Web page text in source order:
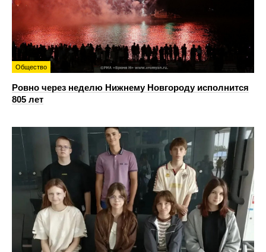
Общество
Ровно через неделю Нижнему Новгороду исполнится
805 лет